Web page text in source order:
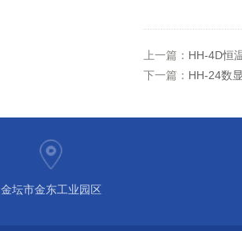
上一篇： HH-4D恒
下一篇： HH-24数
金坛市金东工业园区